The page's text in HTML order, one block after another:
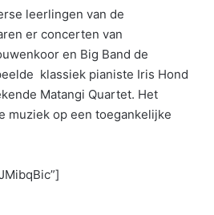
leerlingen van de
er concerten van
en Big Band de
klassiek pianiste Iris Hond
Matangi Quartet. Het
muziek op een toegankelijke